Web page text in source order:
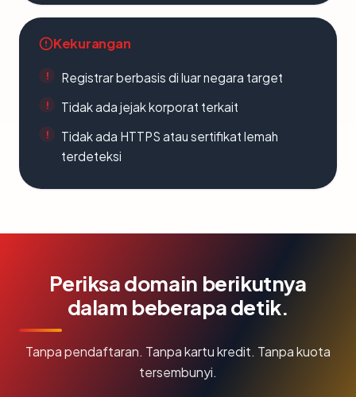
Kekurangan
Registrar berbasis di luar negara target
Tidak ada jejak korporat terkait
Tidak ada HTTPS atau sertifikat lemah
terdeteksi
Periksa domain berikutnya
dalam beberapa detik.
Tanpa pendaftaran. Tanpa kartu kredit. Tanpa kuota
tersembunyi.